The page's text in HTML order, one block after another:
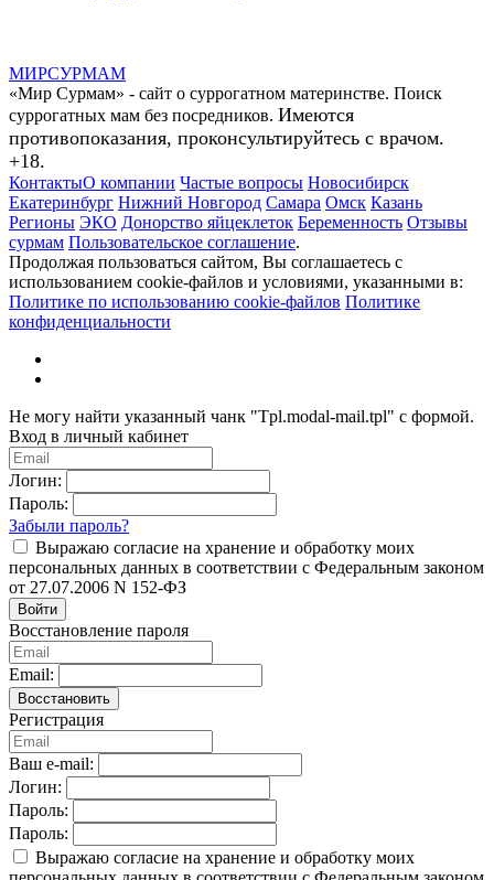
МИРСУРМАМ
«Мир Сурмам» - сайт о суррогатном материнстве. Поиск
суррогатных мам без посредников. Имеются
противопоказания, проконсультируйтесь с врачом.
+18.
КонтактыО компании Частые вопросы Новосибирск
Екатеринбург Нижний Новгород Самара Омск Казань
Регионы ЭКО Донорство яйцеклеток Беременность Отзывы
сурмам Пользовательское соглашение.
Продолжая пользоваться сайтом, Вы соглашаетесь с
использованием cookie-файлов и условиями, указанными в:
Политике по использованию cookie-файлов Политике
конфиденциальности
Не могу найти указанный чанк "Tpl.modal-mail.tpl" с формой.
Вход в личный кабинет
Логин:
Пароль:
Забыли пароль?
Выражаю согласие на хранение и обработку моих
персональных данных в соответствии с Федеральным законом
от 27.07.2006 N 152-ФЗ
Войти
Восстановление пароля
Email:
Восстановить
Регистрация
Ваш e-mail:
Логин:
Пароль:
Пароль:
Выражаю согласие на хранение и обработку моих